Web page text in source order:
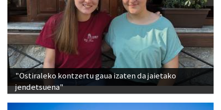
"Ostiraleko kontzertu gaua izaten da jaietako
jendetsuena"